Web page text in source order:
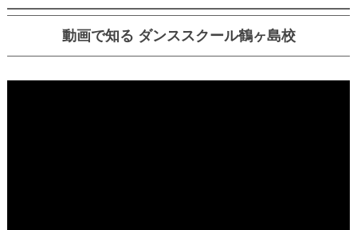
動画で知る ダンススクール鶴ヶ島校